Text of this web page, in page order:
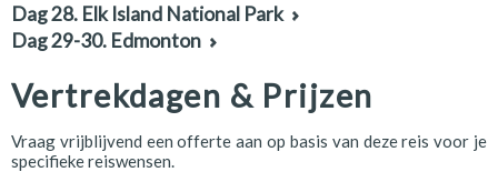
Dag 28. Elk Island National Park
Dag 29-30. Edmonton
Vertrekdagen & Prijzen
Vraag vrijblijvend een offerte aan op basis van deze reis voor je
specifieke reiswensen.